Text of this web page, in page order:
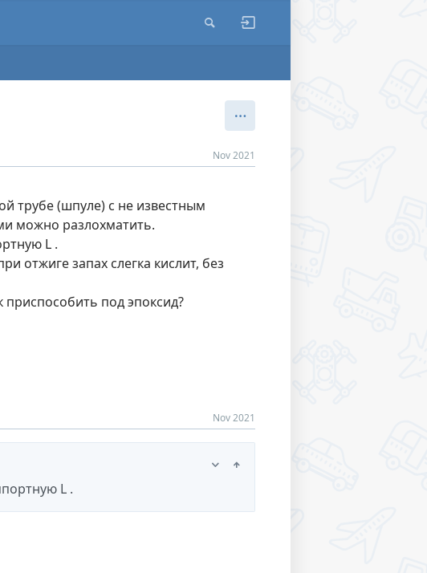
Nov 2021
трубе (шпуле) с не известным
можно разлохматить.
L .
отжиге запах слегка кислит, без
приспособить под эпоксид?
Nov 2021
L .